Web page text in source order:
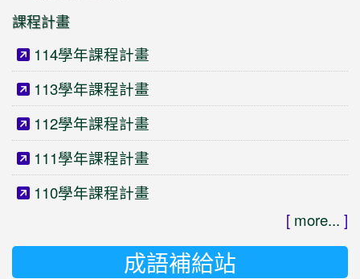
課程計畫
114學年課程計畫
113學年課程計畫
112學年課程計畫
111學年課程計畫
110學年課程計畫
[ more... ]
成語補給站